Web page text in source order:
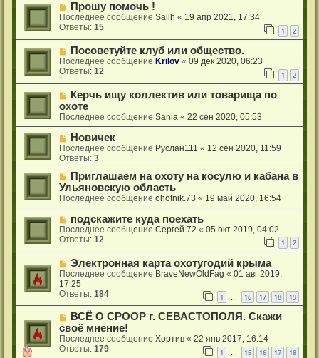
Прошу помочь !
Последнее сообщениеSalih « 19 апр 2021, 17:34
Ответы:15 1 2
Посоветуйте клуб или общество.
Последнее сообщение Krilov «09 дек 2020, 06:23
Ответы:12 1 2
Керчь ищу коллектив или товарища по
охоте
Последнее сообщениеSania «22 сен 2020, 05:53
Новичек
Последнее сообщение Руслан111 « 12 сен 2020, 11:59
Ответы:3
Приглашаем на охоту на косулю и кабана в
Ульяновскую область
Последнее сообщениеohotnik.73 « 19 май 2020, 16:54
подскажите куда поехать
Последнее сообщениеСергей 72 «05 окт 2019, 04:02
Ответы:12 1 2
Электронная карта охотугодий крыма
Последнее сообщение BraveNewOldFag «01 авг 2019,
17:25
Ответы:184 1 … 16 17 18 19
ВСЁ О СРООР г. СЕВАСТОПОЛЯ. Скажи
своё мнение!
Последнее сообщениеХортив «22 янв 2017, 16:14
Ответы:179 1 … 15 16 17 18